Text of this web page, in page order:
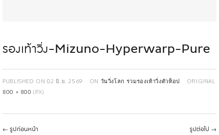
รองเท้าวิ่ง-Mizuno-Hyperwarp-Pure
PUBLISHED ON02 มิ.ย. 2569 ON วันวิ่งโลก รวมรองเท้าวิ่งตัวท็อป
ORIGINAL
800 × 800 (PX)
← รูปก่อนหน้า รูปต่อไป →